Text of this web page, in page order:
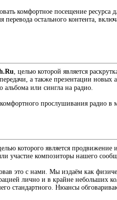
комфортное посещение ресурса
остального контента,
, целью которой является
а также презентации
или сингла на радио.
прослушивания радио в
которого является
участие композиторы нашего
это с нами. Мы издаём как
лично и в крайне небольших
стандартного. Нюансы